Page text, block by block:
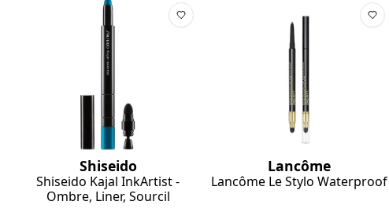
Shiseido
Shiseido Kajal InkArtist -
Ombre, Liner, Sourcil
Lancôme
Lancôme Le Stylo Waterproof